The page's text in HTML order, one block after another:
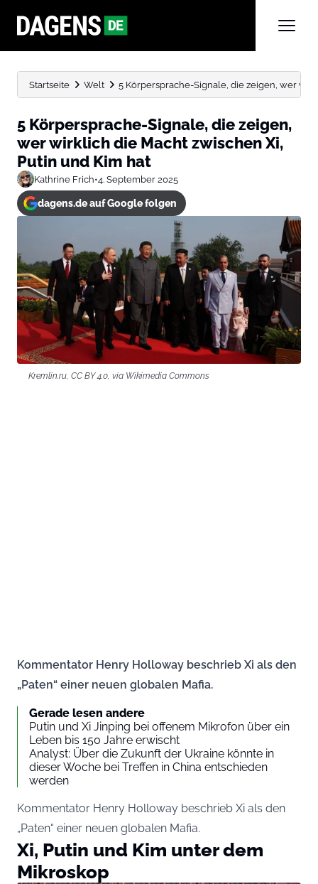
Startseite Welt 5 Körpersprache-Signale, die zeigen, wer
5 Körpersprache-Signale, die zeigen,
wer wirklich die Macht zwischen Xi,
Putin und Kim hat
Kathrine Frich•4. September 2025
dagens.de auf Google folgen
Kremlin.ru, CC BY 4.0, via Wikimedia Commons
Kommentator Henry Holloway beschrieb Xi als den
„Paten“ einer neuen globalen Mafia.
Gerade lesen andere
Putin und Xi Jinping bei offenem Mikrofon über ein
Leben bis 150 Jahre erwischt
Analyst: Über die Zukunft der Ukraine könnte in
dieser Woche bei Treffen in China entschieden
werden
Kommentator Henry Holloway beschrieb Xi als den
„Paten“ einer neuen globalen Mafia.
Xi, Putin und Kim unter dem
Mikroskop